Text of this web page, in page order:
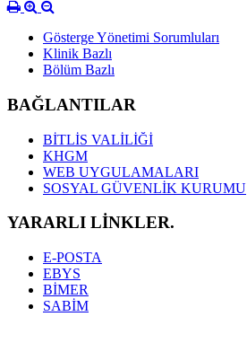
Gösterge Yönetimi Sorumluları
Klinik Bazlı
Bölüm Bazlı
BAĞLANTILAR
BİTLİS VALİLİĞİ
KHGM
WEB UYGULAMALARI
SOSYAL GÜVENLİK KURUMU
YARARLI LİNKLER.
E-POSTA
EBYS
BİMER
SABİM